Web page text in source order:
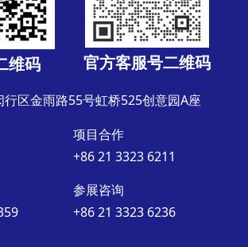
维码 官方客服号二维码
区金雨路55号虹桥525创意园A座
项目合作
+86 21 3323 6211
参展咨询
+86 21 3323 6236